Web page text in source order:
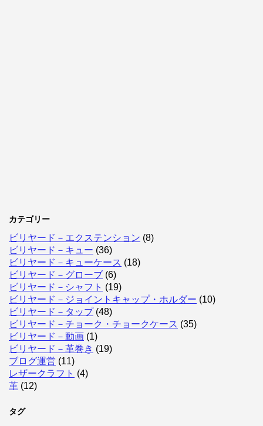
カテゴリー
ビリヤード－エクステンション (8)
ビリヤード－キュー (36)
ビリヤード－キューケース (18)
ビリヤード－グローブ (6)
ビリヤード－シャフト (19)
ビリヤード－ジョイントキャップ・ホルダー (10)
ビリヤード－タップ(48)
ビリヤード－チョーク・チョークケース (35)
ビリヤード－動画 (1)
ビリヤード－革巻き (19)
ブログ運営 (11)
レザークラフト (4)
革 (12)
タグ